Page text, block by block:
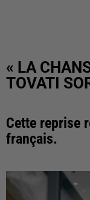
« LA
TOVATI
Cette reprise
français.